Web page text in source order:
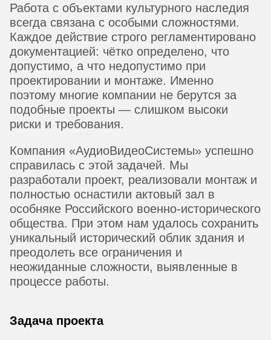
Работа с объектами культурного наследия
всегда связана с особыми сложностями.
Каждое действие строго регламентировано
документацией: чётко определено, что
допустимо, а что недопустимо при
проектировании и монтаже. Именно
поэтому многие компании не берутся за
подобные проекты — слишком высоки
риски и требования.
Компания «АудиоВидеоСистемы» успешно
справилась с этой задачей. Мы
разработали проект, реализовали монтаж и
полностью оснастили актовый зал в
особняке Российского военно-исторического
общества. При этом нам удалось сохранить
уникальный исторический облик здания и
преодолеть все ограничения и
неожиданные сложности, выявленные в
процессе работы.
Задача проекта